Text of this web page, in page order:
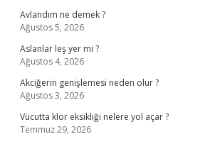
Avlandım ne demek ?
Ağustos 5, 2026
Aslanlar leş yer mi ?
Ağustos 4, 2026
Akciğerin genişlemesi neden olur ?
Ağustos 3, 2026
Vücutta klor eksikliği nelere yol açar ?
Temmuz 29, 2026